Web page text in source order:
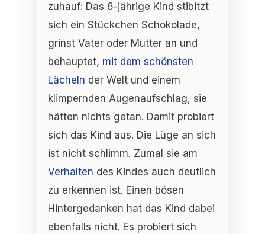
zuhauf: Das 6-jährige Kind stibitzt
sich ein Stückchen Schokolade,
grinst Vater oder Mutter an und
behauptet, mit dem schönsten
Lächeln der Welt und einem
klimpernden Augenaufschlag, sie
hätten nichts getan. Damit probiert
sich das Kind aus. Die Lüge an sich
ist nicht schlimm. Zumal sie am
Verhalten des Kindes auch deutlich
zu erkennen ist. Einen bösen
Hintergedanken hat das Kind dabei
ebenfalls nicht. Es probiert sich